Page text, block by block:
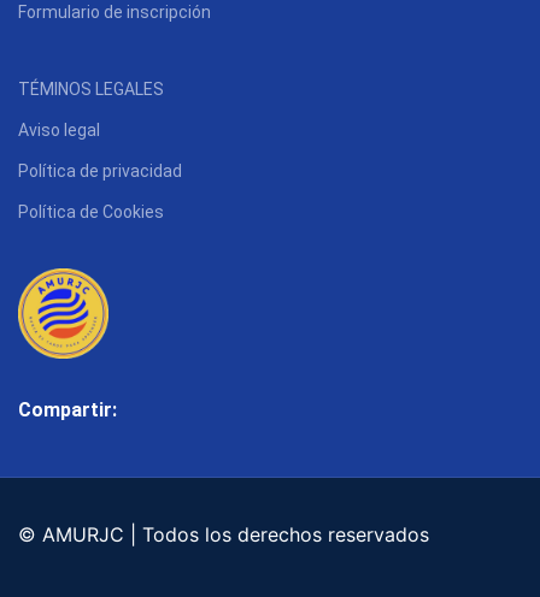
Formulario de inscripción
TÉMINOS LEGALES
Aviso legal
Política de privacidad
Política de Cookies
Compartir:
© AMURJC | Todos los derechos reservados